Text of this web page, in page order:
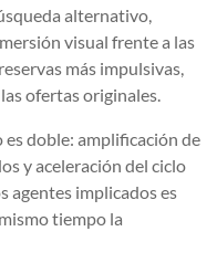
alternativo,
visual frente a las
más impulsivas,
ofertas originales.
doble: amplificación de
y aceleración del ciclo
agentes implicados es
tiempo la